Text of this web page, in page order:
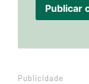
Publicidade